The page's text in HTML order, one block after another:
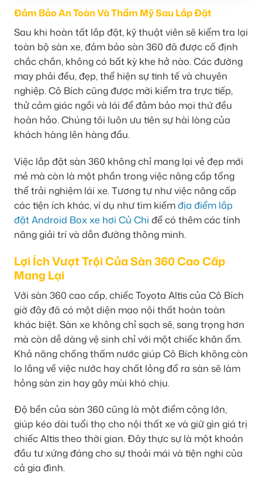
Đảm Bảo An Toàn Và Thẩm Mỹ Sau Lắp Đặt
Sau khi hoàn tất lắp đặt, kỹ thuật viên sẽ kiểm tra lại
toàn bộ sàn xe, đảm bảo sàn 360 đã được cố định
chắc chắn, không có bất kỳ khe hở nào. Các đường
may phải đều, đẹp, thể hiện sự tinh tế và chuyên
nghiệp. Cô Bích cũng được mời kiểm tra trực tiếp,
thử cảm giác ngồi và lái để đảm bảo mọi thứ đều
hoàn hảo. Chúng tôi luôn ưu tiên sự hài lòng của
khách hàng lên hàng đầu.
Việc lắp đặt sàn 360 không chỉ mang lại vẻ đẹp mới
mẻ mà còn là một phần trong việc nâng cấp tổng
thể trải nghiệm lái xe. Tương tự như việc nâng cấp
các tiện ích khác, ví dụ như tìm kiếmđịa điểm lắp
đặt Android Box xe hơi Củ Chi để có thêm các tính
năng giải trí và dẫn đường thông minh.
Lợi Ích Vượt Trội Của Sàn 360 Cao Cấp
Mang Lại
Với sàn 360 cao cấp, chiếc Toyota Altis của Cô Bích
giờ đây đã có một diện mạo nội thất hoàn toàn
khác biệt. Sàn xe không chỉ sạch sẽ, sang trọng hơn
mà còn dễ dàng vệ sinh chỉ với một chiếc khăn ẩm.
Khả năng chống thấm nước giúp Cô Bích không còn
lo lắng về việc nước hay chất lỏng đổ ra sàn sẽ làm
hỏng sàn zin hay gây mùi khó chịu.
Độ bền của sàn 360 cũng là một điểm cộng lớn,
giúp kéo dài tuổi thọ cho nội thất xe và giữ gìn giá trị
chiếc Altis theo thời gian. Đây thực sự là một khoản
đầu tư xứng đáng cho sự thoải mái và tiện nghi của
cả gia đình.